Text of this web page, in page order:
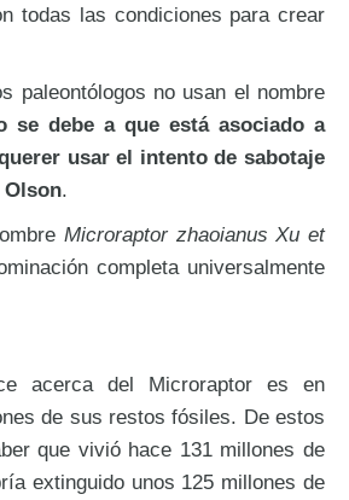
todas las condiciones para crear
paleontólogos no usan el nombre
se debe a que está asociado a
usar el intento de sabotaje
Olson.
Microraptor zhaoianus Xu et
completa universalmente
acerca del Microraptor es en
de sus restos fósiles. De estos
que vivió hace 131 millones de
extinguido unos 125 millones de